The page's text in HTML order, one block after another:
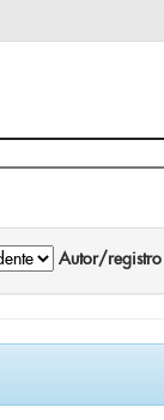
Autor/registro